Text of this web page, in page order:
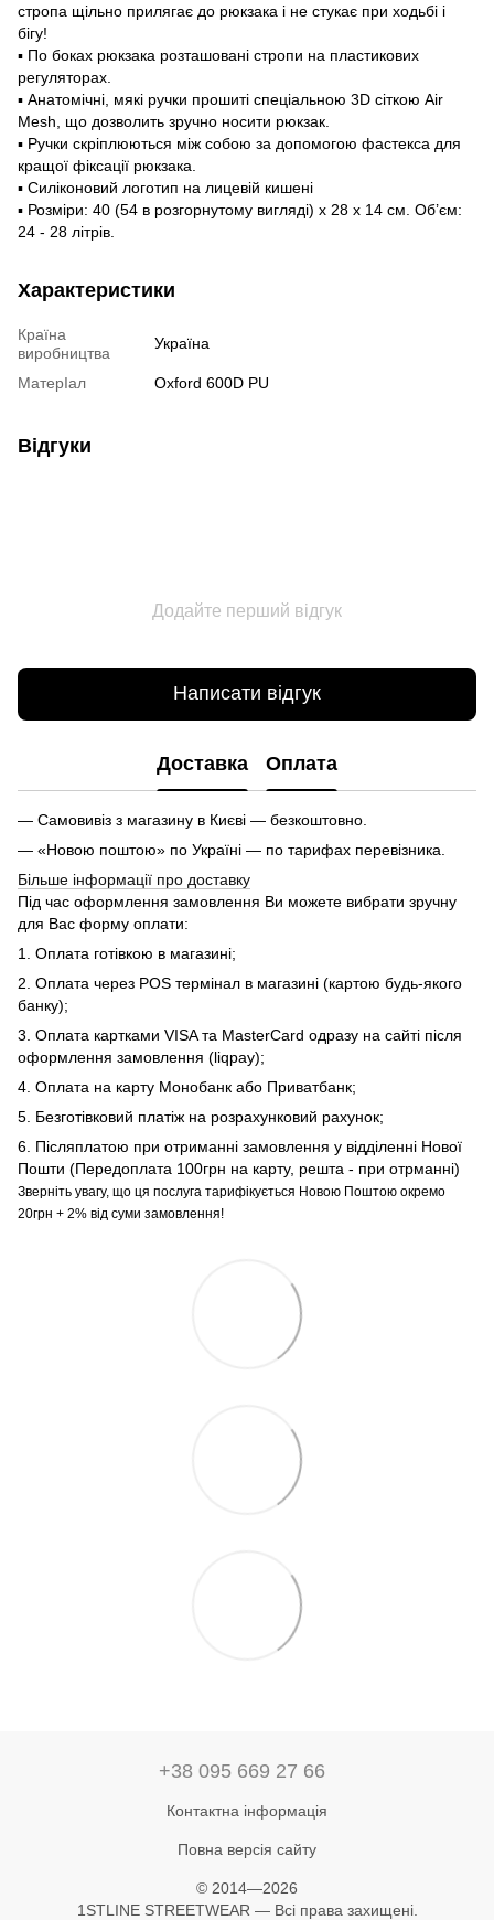
стропа щільно прилягає до рюкзака і не стукає при ходьбі і
бігу!
▪️ По боках рюкзака розташовані стропи на пластикових
регуляторах.
▪ Анатомічні, мякі ручки прошиті спеціальною 3D сіткою Air
Mesh, що дозволить зручно носити рюкзак.
▪️ Ручки скріплюються між собою за допомогою фастекса для
кращої фіксації рюкзака.
▪ Силіконовий логотип на лицевій кишені
▪️ Розміри: 40 (54 в розгорнутому вигляді) х 28 х 14 см. Об’єм:
24 - 28 літрів.
Характеристики
Країна
виробництва
Україна
МатерІал Oxford 600D PU
Відгуки
Додайте перший відгук
Написати відгук
Доставка Оплата
— Самовивіз з магазину в Києві — безкоштовно.
— «Новою поштою» по Україні — по тарифах перевізника.
Більше інформації про доставку
Під час оформлення замовлення Ви можете вибрати зручну
для Вас форму оплати:
1. Оплата готівкою в магазині;
2. Оплата через POS термінал в магазині (картою будь-якого
банку);
3. Оплата картками VISA та MasterCard одразу на сайті після
оформлення замовлення (liqpay);
4. Оплата на карту Монобанк або Приватбанк;
5. Безготівковий платіж на розрахунковий рахунок;
6. Післяплатою при отриманні замовлення у відділенні Нової
Пошти (Передоплата 100грн на карту, решта - при отрманні)
Зверніть увагу, що ця послуга тарифікується Новою Поштою окремо
20грн + 2% від суми замовлення!
+38 095 669 27 66
Контактна інформація
Повна версія сайту
© 2014—2026
1STLINE STREETWEAR — Всі права захищені.